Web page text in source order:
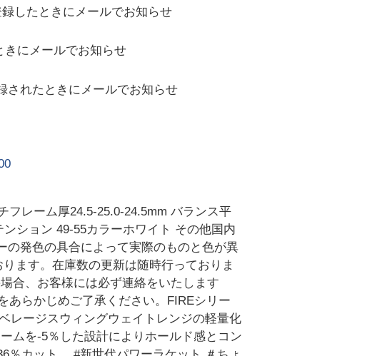
したときにメールでお知らせ
きにメールでお知らせ
されたときにメールでお知らせ
フレーム厚24.5-25.0-24.5mm バランス平
ション 49-55カラーホワイト その他国内
の発色の具合によって実際のものと色が異
ます。在庫数の更新は随時行っておりま
合、お客様には必ず連絡をいたします
あらかじめご了承ください。FIREシリー
レージスウィングウェイトレンジの軽量化
ムを‐5％した設計によりホールド感とコン